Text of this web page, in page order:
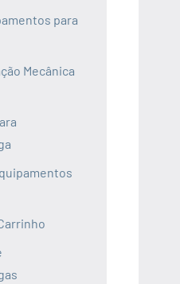
para
Mecânica